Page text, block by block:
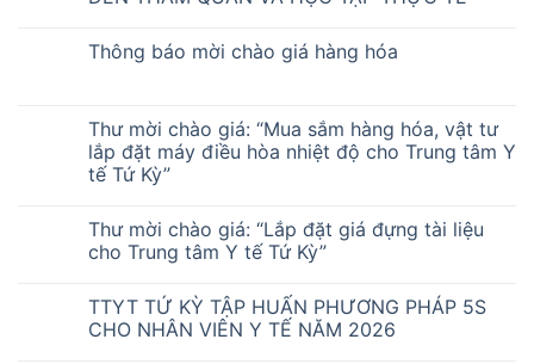
Thông báo mời chào giá hàng hóa
Thư mời chào giá: “Mua sắm hàng hóa, vật tư
lắp đặt máy điều hòa nhiệt độ cho Trung tâm Y
tế Tứ Kỳ”
Thư mời chào giá: “Lắp đặt giá đựng tài liệu
cho Trung tâm Y tế Tứ Kỳ”
TTYT TỨ KỲ TẬP HUẤN PHƯƠNG PHÁP 5S
CHO NHÂN VIÊN Y TẾ NĂM 2026